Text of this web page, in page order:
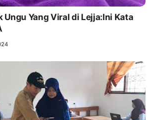
Ungu Yang Viral di Lejja:Ini Kata